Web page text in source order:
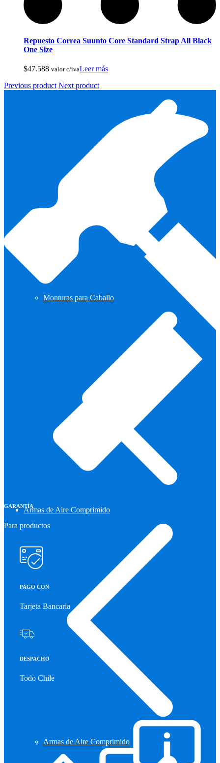
Pesca Con Mosca
Monturas para Caballo
Armas de Aire Comprimido
Armas de Aire Comprimido
Repuesto Correa Suunto Core Standard Strap All Black
One Size
$47.588 valor c/ivaLeer más
Previous product Next product
GARANTÍA
Para productos
PAGO CON
Tarjeta Bancaria
DESPACHO
Todo Chile